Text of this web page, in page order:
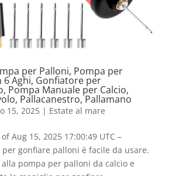
per Palloni, Pompa per
6 Aghi, Gonfiatore per
Pompa Manuale per Calcio,
Pallacanestro, Pallamano
15, 2025| Estate al mare
Aug 15, 2025 17:00:49 UTC –
per gonfiare palloni è facile da usare.
alla pompa per palloni da calcio e